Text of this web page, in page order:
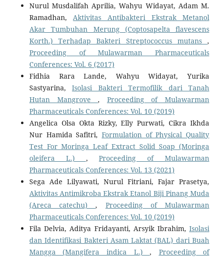
Nurul Musdalifah Aprilia, Wahyu Widayat, Adam M.
Ramadhan,Aktivitas Antibakteri Ekstrak Metanol
Akar Tumbuhan Merung (Coptosapelta flavescens
Korth.) Terhadap Bakteri Streptococcus mutans,
Proceeding of Mulawarman Pharmaceuticals
Conferences: Vol. 6 (2017)
Fidhia Rara Lande, Wahyu Widayat, Yurika
Sastyarina,Isolasi Bakteri Termofilik dari Tanah
Hutan Mangrove, Proceeding of Mulawarman
Pharmaceuticals Conferences: Vol. 10 (2019)
Angelica Olsa Okta Rizky, Elly Purwati, Cikra Ikhda
Nur Hamida Safitri, Formulation of Physical Quality
Test For Moringa Leaf Extract Solid Soap (Moringa
oleifera L.) ,Proceeding of Mulawarman
Pharmaceuticals Conferences: Vol. 13 (2021)
Sega Ade Lilyawati, Nurul Fitriani, Fajar Prasetya,
Aktivitas Antimikroba Ekstrak Etanol Biji Pinang Muda
(Areca catechu), Proceeding of Mulawarman
Pharmaceuticals Conferences: Vol. 10 (2019)
Fila Delvia, Aditya Fridayanti, Arsyik Ibrahim,Isolasi
dan Identifikasi Bakteri Asam Laktat (BAL) dari Buah
Mangga (Mangifera indica L.), Proceeding of